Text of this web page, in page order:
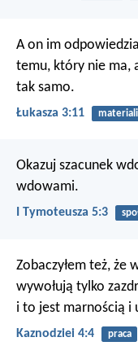
A on im
temu, który nie ma,
tak samo.
Łukasza 3:11
Okazuj szacunek
wdowami.
I Tymoteusza 5:3
Zobaczyłem też, że
wywołują tylko
i to jest marnością i
Kaznodziei 4:4 praca